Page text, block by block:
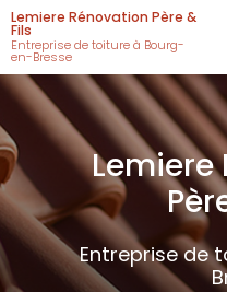
Aller
au
contenu
principal
Lemiere Rénovation Père &
Fils
Entreprise de toiture à Bourg-
en-Bresse
Lemiere
Entreprise de